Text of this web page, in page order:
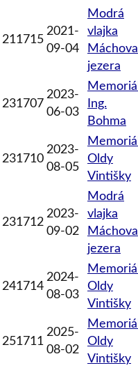
211715
2021-
09-04
Modrá
vlajka
Máchova
jezera
231707
2023-
06-03
Memoriál
Ing.
Bohma
231710
2023-
08-05
Memoriál
Oldy
Vintišky
231712
2023-
09-02
Modrá
vlajka
Máchova
jezera
241714
2024-
08-03
Memoriál
Oldy
Vintišky
251711
2025-
08-02
Memoriál
Oldy
Vintišky